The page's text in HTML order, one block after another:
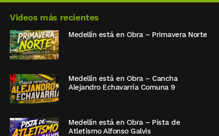
Videos más recientes
Medellín está en Obra – Primavera Norte
Medellín está en Obra – Cancha
Alejandro Echavarría Comuna 9
Medellín está en Obra – Pista de
Atletismo Alfonso Galvis